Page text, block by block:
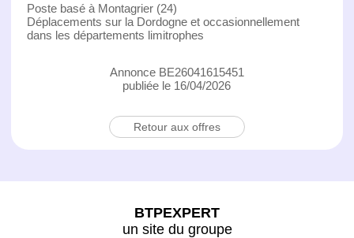
Poste basé à Montagrier (24)
Déplacements sur la Dordogne et occasionnellement
dans les départements limitrophes
Annonce BE26041615451
publiée le 16/04/2026
Retour aux offres
BTPEXPERT
un site du groupe